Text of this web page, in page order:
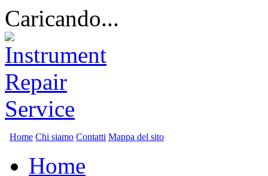
Caricando...
Home Chi siamo Contatti Mappa del sito
Home